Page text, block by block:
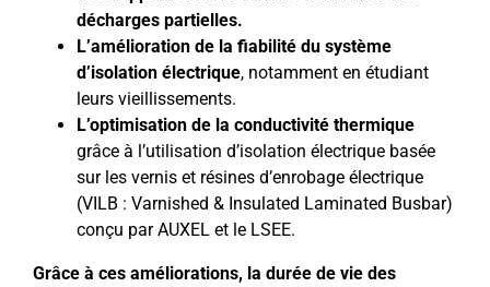
décharges partielles.
L’amélioration de la fiabilité du système
d’isolation électrique, notamment en étudiant
leurs vieillissements.
L’optimisation de la conductivité thermique
grâce à l’utilisation d’isolation électrique basée
sur les vernis et résines d’enrobage électrique
(VILB : Varnished & Insulated Laminated Busbar)
conçu par AUXEL et le LSEE.
Grâce à ces améliorations, la durée de vie des